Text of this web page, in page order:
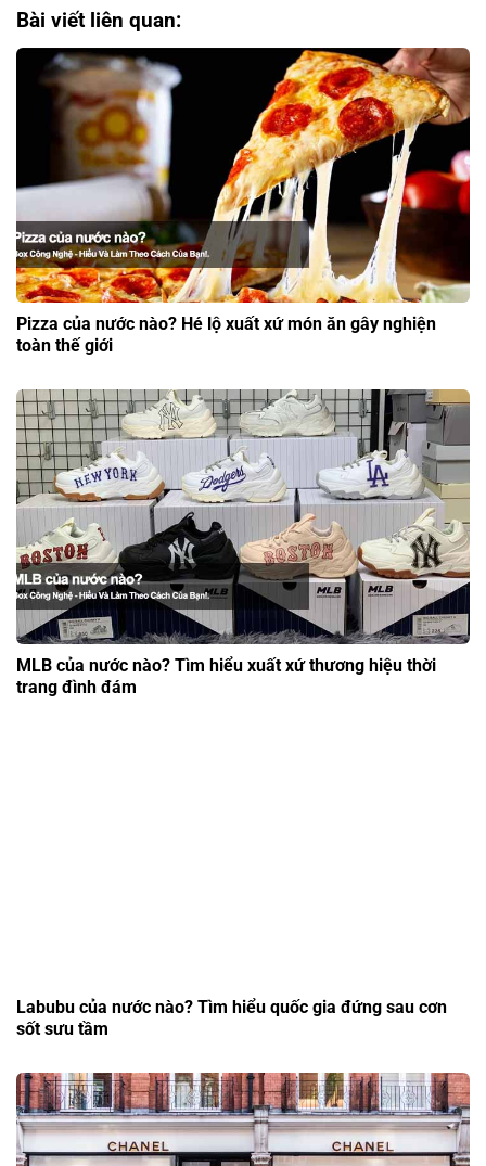
Bài viết liên quan:
Pizza của nước nào? Hé lộ xuất xứ món ăn gây nghiện
toàn thế giới
MLB của nước nào? Tìm hiểu xuất xứ thương hiệu thời
trang đình đám
Labubu của nước nào? Tìm hiểu quốc gia đứng sau cơn
sốt sưu tầm